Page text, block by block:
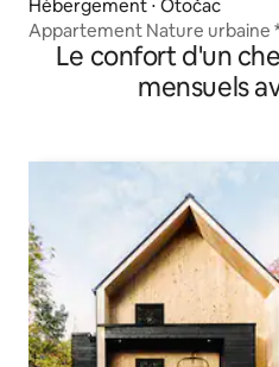
Hébergement ⋅ Otočac
Appartement Nature urbaine
Le confort d'un
mensuels